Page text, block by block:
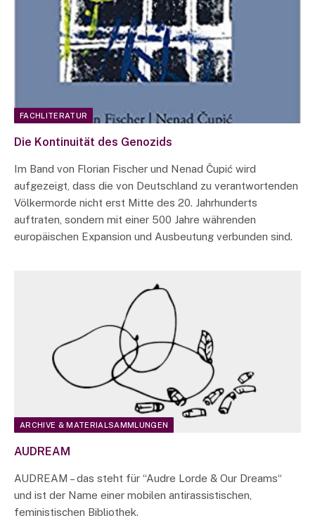
FACHLITERATUR
Die Kontinuität des Genozids
Im Band von Florian Fischer und Nenad Čupić wird
aufgezeigt, dass die von Deutschland zu verantwortenden
Völkermorde nicht erst Mitte des 20. Jahrhunderts
auftraten, sondern mit einer 500 Jahre währenden
europäischen Expansion und Ausbeutung verbunden sind.
ARCHIVE & MATERIALSAMMLUNGEN
AUDREAM
AUDREAM – das steht für “Audre Lorde & Our Dreams“
und ist der Name einer mobilen antirassistischen,
feministischen Bibliothek.